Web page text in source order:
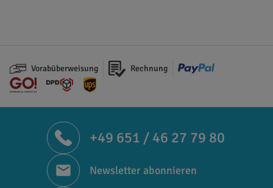
Vorabüberweisung Rechnung
+49 651 / 46 27 79 80
Newsletter abonnieren